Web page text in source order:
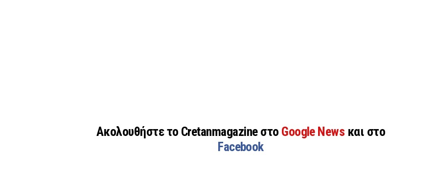
Ακολουθήστε το Cretanmagazine στο Google News και στο
Facebook